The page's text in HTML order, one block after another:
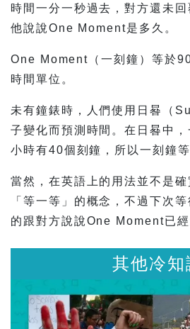
時間一分一秒過去，對方還未
他說說One Moment是多久。
One Moment（一刻鐘）等於
時間單位。
未有鐘錶時，人們使用日晷（
子變化而預測時間。在日晷中
小時有40個刻鐘，所以一刻鐘等
當然，在英語上的用法並不是
「等一等」的概念，不過下次
的跟對方說說One Moment已經